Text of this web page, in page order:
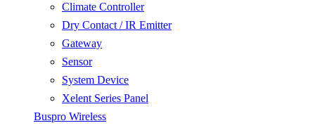
Climate Controller
Dry Contact / IR Emitter
Gateway
Sensor
System Device
Xelent Series Panel
Buspro Wireless